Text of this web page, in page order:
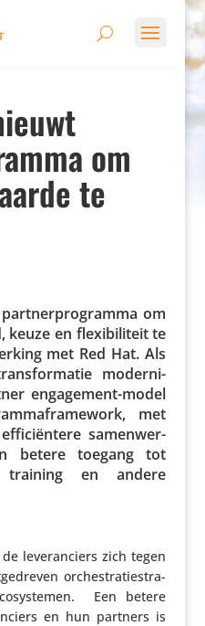
om
te
om
keuze en flexi­bi­li­teit te
met Red Hat. Als
moder­ni­
enga­ge­ment-model
met
samen­wer­
betere toegang tot
training en andere
leve­ran­ciers zich tegen
orches­tra­tie­stra­
Een betere
en hun partners is